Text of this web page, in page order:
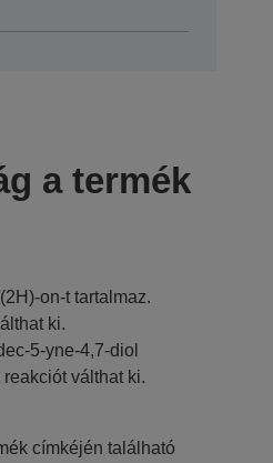
a termék
on-t tartalmaz.
ki.
5-yne-4,7-diol
válthat ki.
címkéjén található